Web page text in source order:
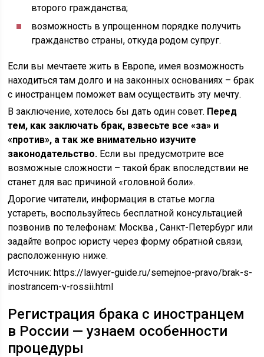
второго гражданства;
возможность в упрощенном порядке получить
гражданство страны, откуда родом супруг.
Если вы мечтаете жить в Европе, имея возможность
находиться там долго и на законных основаниях – брак
с иностранцем поможет вам осуществить эту мечту.
В заключение, хотелось бы дать один совет. Перед
тем, как заключать брак, взвесьте все «за» и
«против», а так же внимательно изучите
законодательство. Если вы предусмотрите все
возможные сложности – такой брак впоследствии не
станет для вас причиной «головной боли».
Дорогие читатели, информация в статье могла
устареть, воспользуйтесь бесплатной консультацией
позвонив по телефонам: Москва , Санкт-Петербург или
задайте вопрос юристу через форму обратной связи,
расположенную ниже.
Источник:https://lawyer-guide.ru/semejnoe-pravo/brak-s-
inostrancem-v-rossii.html
Регистрация брака с иностранцем
в России — узнаем особенности
процедуры